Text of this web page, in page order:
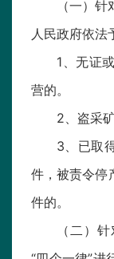
（一）
人民政府依法
1、无证
营的。
2、盗采
3、已取
件，被责令停
件的。
（二）